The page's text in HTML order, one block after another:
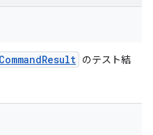
CommandResult のテスト結